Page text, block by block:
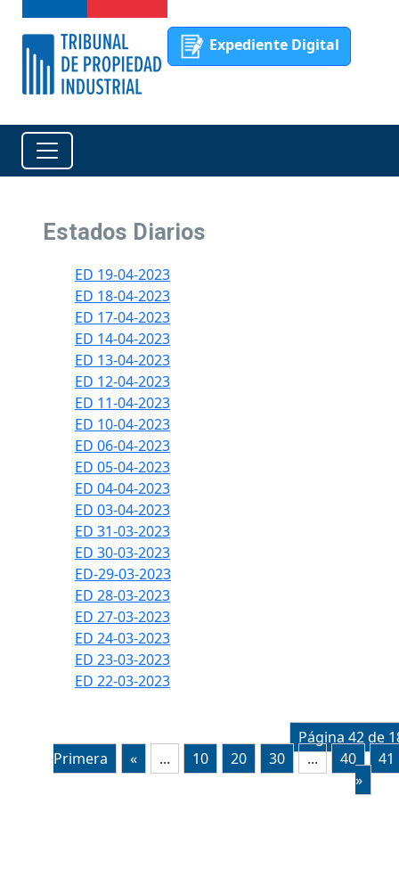
Expediente Digital
Estados Diarios
ED 19-04-2023
ED 18-04-2023
ED 17-04-2023
ED 14-04-2023
ED 13-04-2023
ED 12-04-2023
ED 11-04-2023
ED 10-04-2023
ED 06-04-2023
ED 05-04-2023
ED 04-04-2023
ED 03-04-2023
ED 31-03-2023
ED 30-03-2023
ED-29-03-2023
ED 28-03-2023
ED 27-03-2023
ED 24-03-2023
ED 23-03-2023
ED 22-03-2023
Página 42 de
Primera
« ... 10 20 30 ... 40
41
»